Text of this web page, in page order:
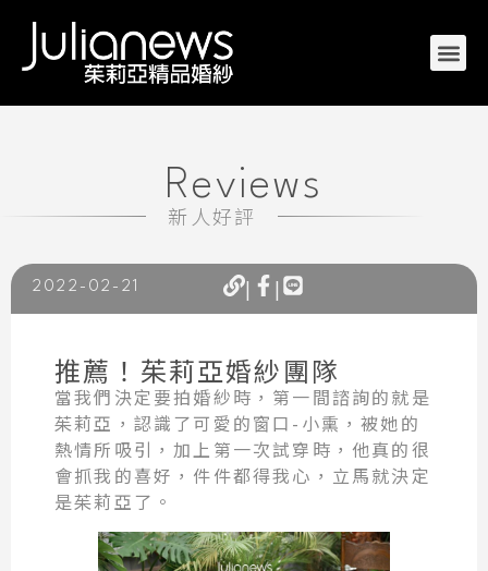
Reviews
新人好評
2022-02-21 | |
推薦！茱莉亞婚紗團隊
當我們決定要拍婚紗時，第一間諮詢的就是
茱莉亞，認識了可愛的窗口-小熏，被她的
熱情所吸引，加上第一次試穿時，他真的很
會抓我的喜好，件件都得我心，立馬就決定
是茱莉亞了。